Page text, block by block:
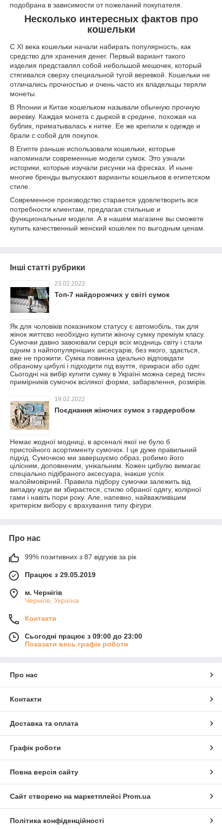
подобрана в зависимости от пожеланий покупателя.
Несколько интересных фактов про
кошельки
С XI века кошельки начали набирать популярность, как
средство для хранения денег. Первый вариант такого
изделия представлял собой небольшой мешочек, который
стягивался сверху специальной тугой веревкой. Кошельки не
отличались прочностью и очень часто их владельцы теряли
монеты.
В Японии и Китае кошельком называли обычную прочную
веревку. Каждая монета с дыркой в средине, похожая на
бублик, приматывалась к нитке. Ее же крепили к одежде и
брали с собой для покупок.
В Египте раньше использовали кошельки, которые
напоминали современные модели сумок. Это узнали
историки, которые изучали рисунки на фресках. И ныне
многие бренды выпускают варианты кошельков в египетском
стиле.
Современное производство старается удовлетворить все
потребности клиентам, предлагая стильные и
функциональные модели. А в нашем магазине вы сможете
купить качественный женский кошелек по выгодным ценам.
Інші статті рубрики
23.02.2022
Топ-7 найдорожчих у світі сумок
Як для чоловіків показником статусу є автомобіль, так для
жінок життєво необхідно купити жіночу сумку преміум класу.
Сумочки давно завоювали серця всіх модниць світу і стали
одним з найпопулярніших аксесуарів, без якого, здається,
вже не прожити. Сумка повинна ідеально відповідати
обраному цибулі і підходити під взуття, прикраси або одяг.
Сьогодні на вибір купити сумку в Україні можна серед тисяч
примірників сумочок всілякої форми, забарвлення, розмірів.
19.02.2022
Поєднання жіночих сумок з гардеробом
Немає жодної модниці, в арсеналі якої не було б
пристойного асортименту сумочок. І це дуже правильний
підхід. Сумочкою ми завершуємо образ, робимо його
цілісним, доповненим, унікальним. Кожен цибулю вимагає
спеціально підібраного аксесуара, інакше успіх
малоймовірний. Правила підбору сумочки залежить від
випадку куди ви збираєтеся, стилю обраної одягу, колірної
гами і навіть пори року. Але, напевно, найважливішим
критерієм вибору є врахування типу фігури.
Про нас
99% позитивних з 87 відгуків за рік
Працює з 29.05.2019
м. Чернігів
Чернігів, Україна
Контакти
Сьогодні працює з 09:00 до 23:00
Показати весь графік роботи
Про нас
Контакти
Доставка та оплата
Графік роботи
Повна версія сайту
Сайт створено на маркетплейсі Prom.ua
Політика конфіденційності